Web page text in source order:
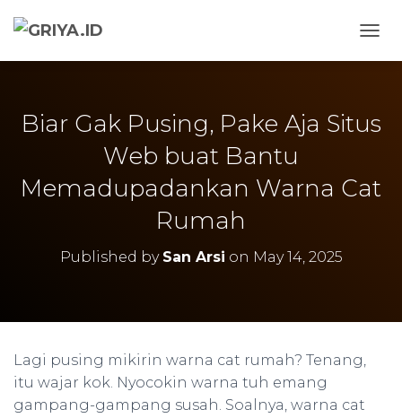
Biar Gak Pusing, Pake Aja Situs
Web buat Bantu
Memadupadankan Warna Cat
Rumah
Published by San Arsi on May 14, 2025
Lagi pusing mikirin warna cat rumah? Tenang,
itu wajar kok. Nyocokin warna tuh emang
gampang-gampang susah. Soalnya, warna cat